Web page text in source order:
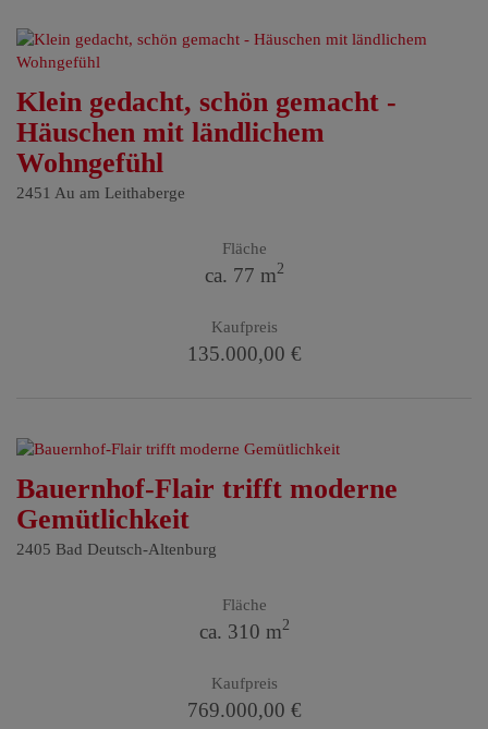
Klein gedacht, schön gemacht -
Häuschen mit ländlichem
Wohngefühl
2451 Au am Leithaberge
Fläche
ca. 77 m2
Kaufpreis
135.000,00 €
Bauernhof-Flair trifft moderne
Gemütlichkeit
2405 Bad Deutsch-Altenburg
Fläche
ca. 310 m2
Kaufpreis
769.000,00 €